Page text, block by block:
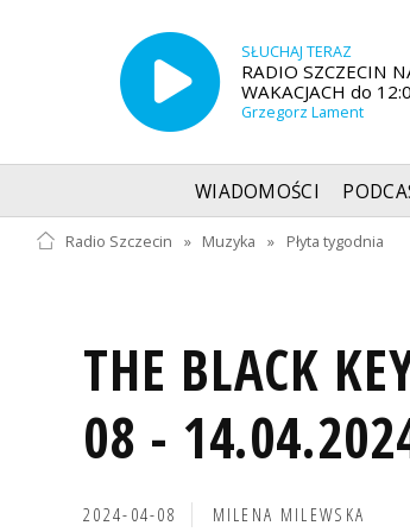
SŁUCHAJ TERAZ
RADIO SZCZECIN
WAKACJACH do
Grzegorz Lament
WIADOMOŚCI
Radio Szczecin » Muzyka » Płyta tygodnia
THE BLACK
08 -
2024-04-08 MILENA MILEWSKA